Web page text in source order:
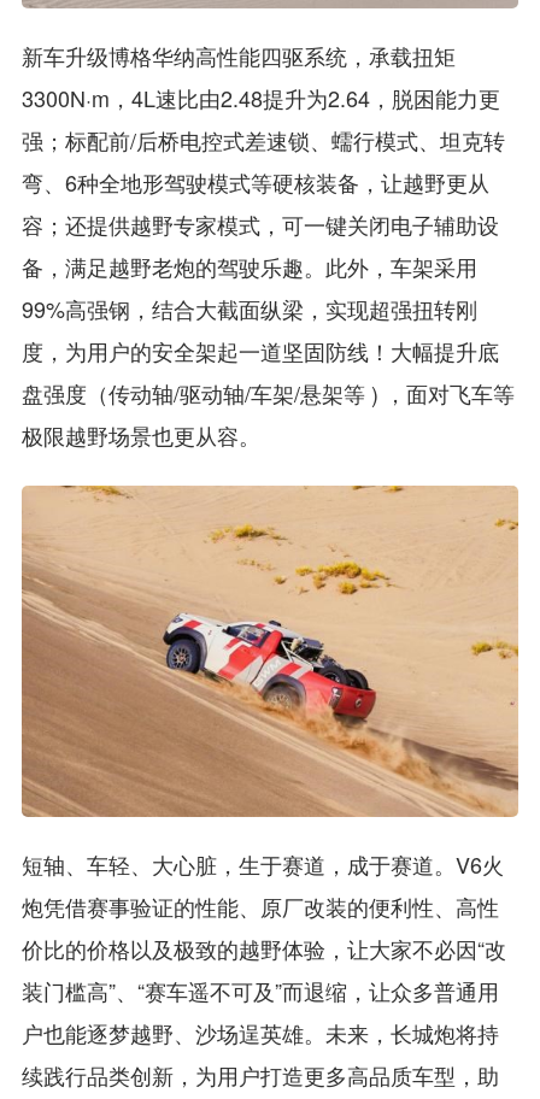
新车升级博格华纳高性能四驱系统，承载扭矩
3300N·m，4L速比由2.48提升为2.64，脱困能力更
强；标配前/后桥电控式差速锁、蠕行模式、坦克转
弯、6种全地形驾驶模式等硬核装备，让越野更从
容；还提供越野专家模式，可一键关闭电子辅助设
备，满足越野老炮的驾驶乐趣。此外，车架采用
99%高强钢，结合大截面纵梁，实现超强扭转刚
度，为用户的安全架起一道坚固防线！大幅提升底
盘强度（传动轴/驱动轴/车架/悬架等 ) ，面对飞车等
极限越野场景也更从容。
短轴、车轻、大心脏，生于赛道，成于赛道。V6火
炮凭借赛事验证的性能、原厂改装的便利性、高性
价比的价格以及极致的越野体验，让大家不必因“改
装门槛高”、“赛车遥不可及”而退缩，让众多普通用
户也能逐梦越野、沙场逞英雄。未来，长城炮将持
续践行品类创新，为用户打造更多高品质车型，助